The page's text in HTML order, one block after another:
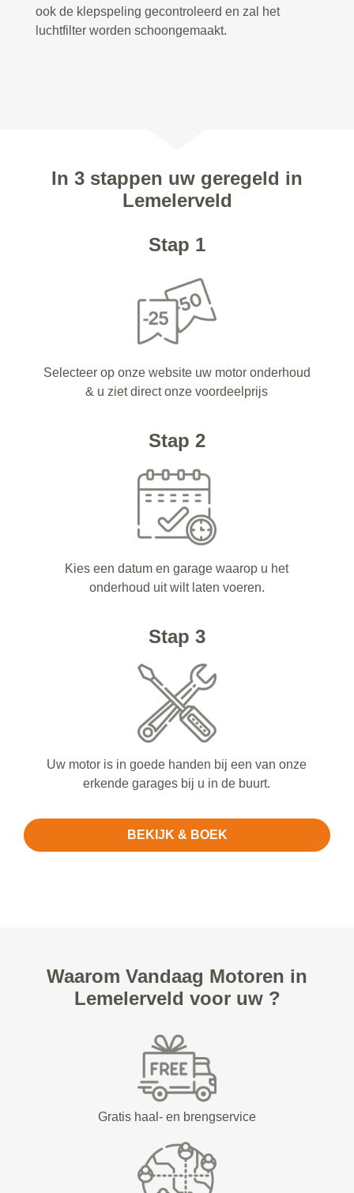
ook de klepspeling gecontroleerd en zal het
luchtfilter worden schoongemaakt.
In 3 stappen uw geregeld in
Lemelerveld
Stap 1
Selecteer op onze website uw motor onderhoud
& u ziet direct onze voordeelprijs
Stap 2
Kies een datum en garage waarop u het
onderhoud uit wilt laten voeren.
Stap 3
Uw motor is in goede handen bij een van onze
erkende garages bij u in de buurt.
BEKIJK & BOEK
Waarom Vandaag Motoren in
Lemelerveld voor uw ?
Gratis haal- en brengservice